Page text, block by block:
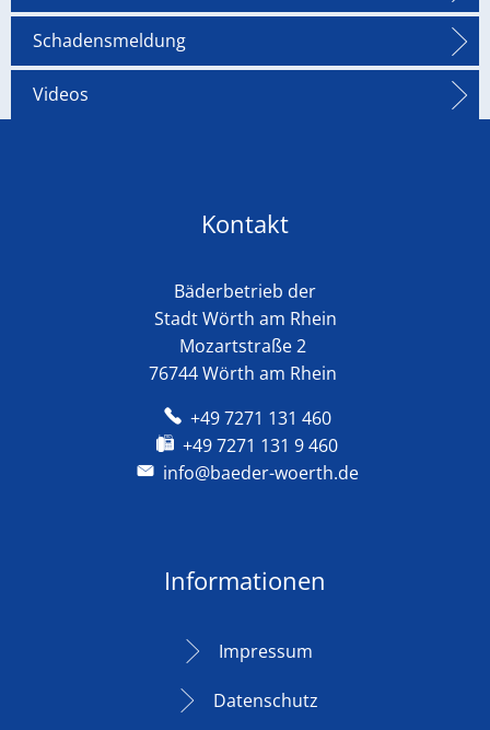
Schadensmeldung
Videos
Kontakt
Bäderbetrieb der
Stadt Wörth am Rhein
Mozartstraße 2
76744 Wörth am Rhein
+49 7271 131 460
+49 7271 131 9 460
info@baeder-woerth.de
Informationen
Impressum
Datenschutz